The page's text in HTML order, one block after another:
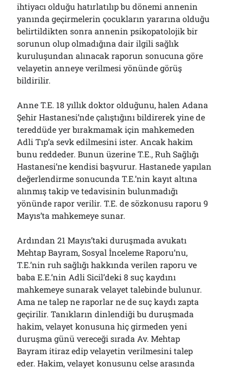
ihtiyacı olduğu hatırlatılıp bu dönemi annenin
yanında geçirmelerin çocukların yararına olduğu
belirtildikten sonra annenin psikopatolojik bir
sorunun olup olmadığına dair ilgili sağlık
kuruluşundan alınacak raporun sonucuna göre
velayetin anneye verilmesi yönünde görüş
bildirilir.
Anne T.E. 18 yıllık doktor olduğunu, halen Adana
Şehir Hastanesi’nde çalıştığını bildirerek yine de
tereddüde yer bırakmamak için mahkemeden
Adli Tıp’a sevk edilmesini ister. Ancak hakim
bunu reddeder. Bunun üzerine T.E., Ruh Sağlığı
Hastanesi’ne kendisi başvurur. Hastanede yapılan
değerlendirme sonucunda T.E.’nin kayıt altına
alınmış takip ve tedavisinin bulunmadığı
yönünde rapor verilir. T.E. de sözkonusu raporu 9
Mayıs’ta mahkemeye sunar.
Ardından 21 Mayıs’taki duruşmada avukatı
Mehtap Bayram, Sosyal İnceleme Raporu’nu,
T.E.’nin ruh sağlığı hakkında verilen raporu ve
baba E.E.’nin Adli Sicil’deki 8 suç kaydını
mahkemeye sunarak velayet talebinde bulunur.
Ama ne talep ne raporlar ne de suç kaydı zapta
geçirilir. Tanıkların dinlendiği bu duruşmada
hakim, velayet konusuna hiç girmeden yeni
duruşma günü vereceği sırada Av. Mehtap
Bayram itiraz edip velayetin verilmesini talep
eder. Hakim, velayet konusunu celse arasında